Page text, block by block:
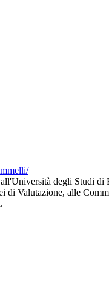
degli Studi
Valutazione, alle